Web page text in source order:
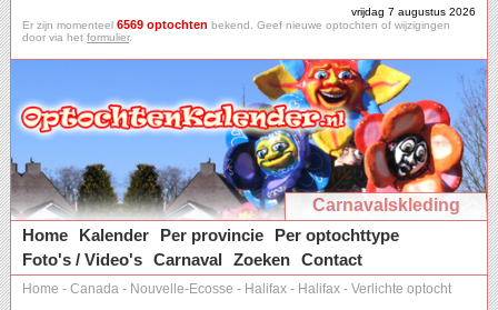
vrijdag 7 augustus 2026
Er zijn momenteel 6569 optochten bekend. Geef nieuwe optochten of wijzigingen
door via het formulier.
Carnavalskleding
Home
Kalender Per provincie
Per optochttype
Foto's / Video's Carnaval Zoeken Contact
Home - Canada - Nouvelle-Ecosse - Halifax - Halifax - Verlichte optocht